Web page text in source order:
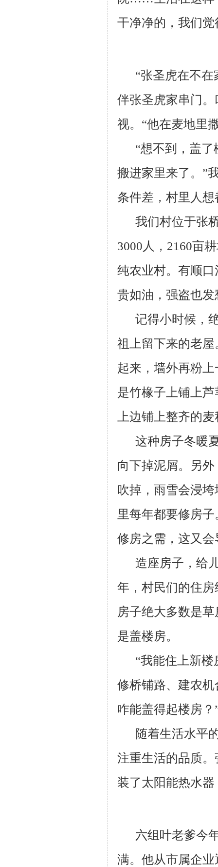
干净净的，我们
“张圣虎在不
伴张圣虎家串门
视。“他在麦地里
“想不到，盖
搬进家里来了。”
条件差，村里人
我们村位于张
3000人， 2160亩
纯农业村。有顺
贵如油，强盗也发
记得小时候，
祖上留下来的老
起来，墙外再粉
是竹椽子上铺上
上边铺上整齐的麦
这种房子冬暖
向下掉泥屑。另
吹掉，雨雪会浸
里每年都要修房
修房之需，这又
造座房子，给
年，村民们的住
房子绝大多数是
是盖楼房。
“我能住上新
修桥铺路、建农
咋能盖得起楼房
随着生活水平
注重生活的品质
装了太阳能热水
六组叶老爹今
满。他从市属企